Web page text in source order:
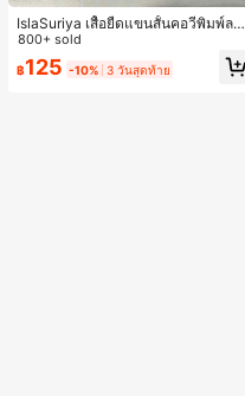
IslaSuriya เสื้อยืดแขนสั้นคอวีพิมพ์ลาย
สีตัดกันสำหรับผู้หญิง
800+ sold
฿125 -10% 3 วันสุดท้าย